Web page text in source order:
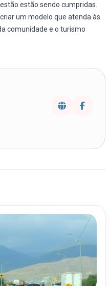
estão sendo cumpridas.
um modelo que atenda às
comunidade e o turismo